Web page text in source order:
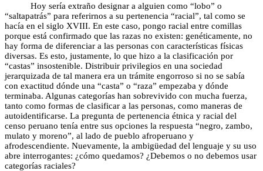
Hoy sería extraño designar a alguien como “lobo” o
“saltapatrás” para referirnos a su pertenencia “racial”, tal como se
hacía en el siglo XVIII. En este caso, pongo racial entre comillas
porque está confirmado que las razas no existen: genéticamente, no
hay forma de diferenciar a las personas con características físicas
diversas. Es esto, justamente, lo que hizo a la clasificación por
“castas” insostenible. Distribuir privilegios en una sociedad
jerarquizada de tal manera era un trámite engorroso si no se sabía
con exactitud dónde una “casta” o “raza” empezaba y dónde
terminaba. Algunas categorías han sobrevivido con mucha fuerza,
tanto como formas de clasificar a las personas, como maneras de
autoidentificarse. La pregunta de pertenencia étnica y racial del
censo peruano tenía entre sus opciones la respuesta “negro, zambo,
mulato y moreno”, al lado de pueblo afroperuano y
afrodescendiente. Nuevamente, la ambigüedad del lenguaje y su uso
abre interrogantes: ¿cómo quedamos? ¿Debemos o no debemos usar
categorías raciales?